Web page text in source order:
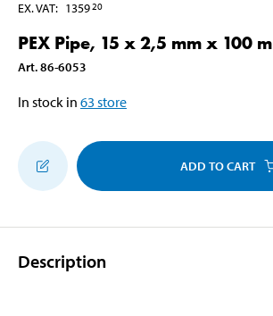
EX. VAT: 135920
PEX Pipe, 15 x 2,5 mm x 100 m
Art.86-6053
In stock in 63 store
ADD TO CART
Description